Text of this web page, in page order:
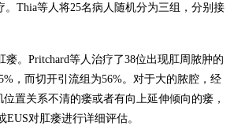
Thia等人将25名病人随机分为三组，分别接
。 Pritchard等人治疗了38位出现肛周脓肿的
，而切开引流组为56%。对于大的脓腔，经
置关系不清的瘘或者有向上延伸倾向的瘘，
EUS对肛瘘进行详细评估。